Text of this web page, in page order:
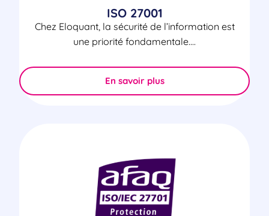
ISO 27001
Chez Eloquant, la sécurité de l’information est
une priorité fondamentale....
En savoir plus